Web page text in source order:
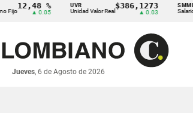
12,48 %
▲ 0.05
UVR
Unidad Valor Real
$386,1273 SMMLV
Salario
Jueves, 6 de Agosto de 2026